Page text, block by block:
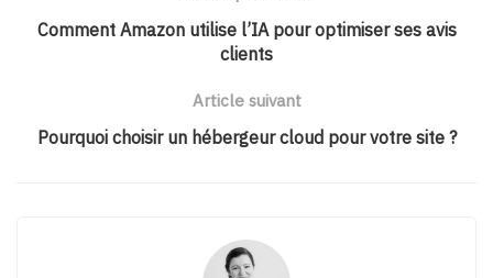
Comment Amazon utilise l’IA pour optimiser ses avis
clients
Article suivant
Pourquoi choisir un hébergeur cloud pour votre site ?